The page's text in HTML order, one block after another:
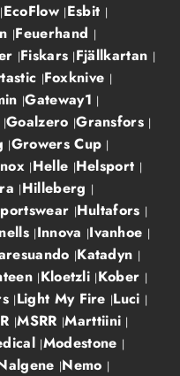
EcoFlow Esbit
Feuerhand
Fiskars Fjällkartan
Foxknive
Gateway1
Goalzero Gransfors
Growers Cup
Helle Helsport
Hilleberg
Hultafors
Innova Ivanhoe
Katadyn
Kloetzli Kober
Light My Fire Luci
MSRR Marttiini
Modestone
Nemo